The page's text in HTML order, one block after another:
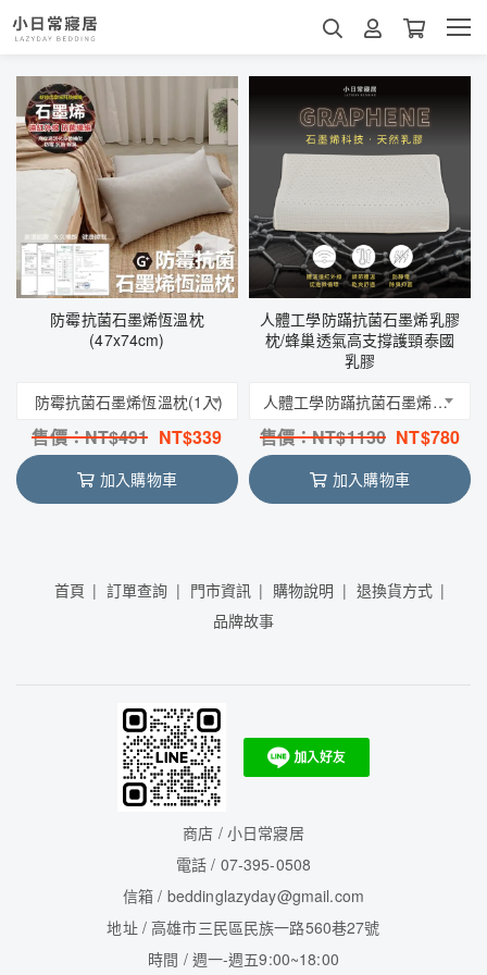
防霉抗菌石墨烯恆溫枕
(47x74cm)
防霉抗菌石墨烯恆溫枕(1入)
售價：NT$491 NT$339
加入購物車
人體工學防蹣抗菌石墨烯乳膠
枕/蜂巢透氣高支撐護頸泰國
乳膠
人體工學防蹣抗菌石墨烯乳膠枕(1入)/蜂巢透氣高支撐護頸泰國乳膠 (超取限2件以內)
售價：NT$1130 NT$780
加入購物車
首頁 訂單查詢 門市資訊 購物說明
退換貨方式
品牌故事
商店 / 小日常寢居
電話 / 07-395-0508
信箱 / beddinglazyday@gmail.com
地址 / 高雄市三民區民族一路560巷27號
時間 / 週一-週五9:00~18:00